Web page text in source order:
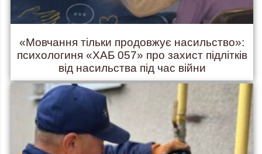
«Мовчання тільки продовжує насильство»:
психологиня «ХАБ 057» про захист підлітків
від насильства під час війни